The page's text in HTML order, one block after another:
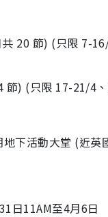
20 節) (只限 7-
節) (只限 17-21/4
下活動大堂 (近英
日11AM至4月6日